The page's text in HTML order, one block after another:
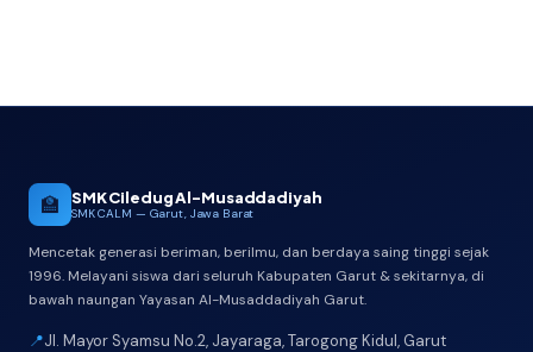
🏫 SMK Ciledug Al-Musaddadiyah
SMK CALM — Garut, Jawa Barat
Mencetak generasi beriman, berilmu, dan berdaya saing tinggi sejak
1996. Melayani siswa dari seluruh Kabupaten Garut & sekitarnya, di
bawah naungan Yayasan Al-Musaddadiyah Garut.
📍Jl. Mayor Syamsu No.2, Jayaraga, Tarogong Kidul, Garut